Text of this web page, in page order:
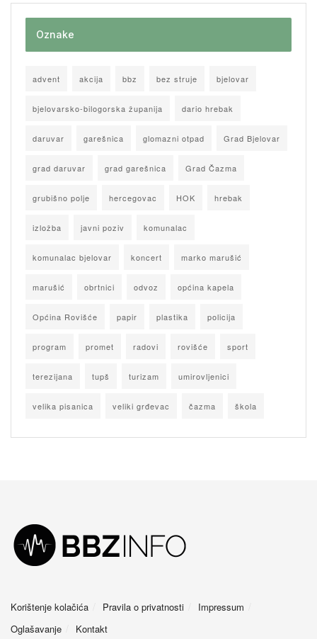
Oznake
advent akcija bbz bez struje bjelovar
bjelovarsko-bilogorska županija dario hrebak
daruvar garešnica glomazni otpad Grad Bjelovar
grad daruvar grad garešnica Grad Čazma
grubišno polje hercegovac HOK hrebak
izložba javni poziv komunalac
komunalac bjelovar koncert marko marušić
marušić obrtnici odvoz općina kapela
Općina Rovišće papir plastika policija
program promet radovi rovišće sport
terezijana tupš turizam umirovljenici
velika pisanica veliki grđevac čazma škola
Korištenje kolačića Pravila o privatnosti
Impressum
Oglašavanje
Kontakt